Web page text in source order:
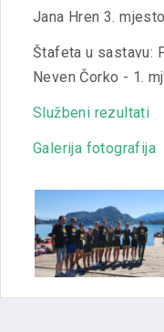
Jana Hren 3.
Štafeta u sastavu:
Neven Čorko - 1.
Službeni rezultati
Galerija fotografija